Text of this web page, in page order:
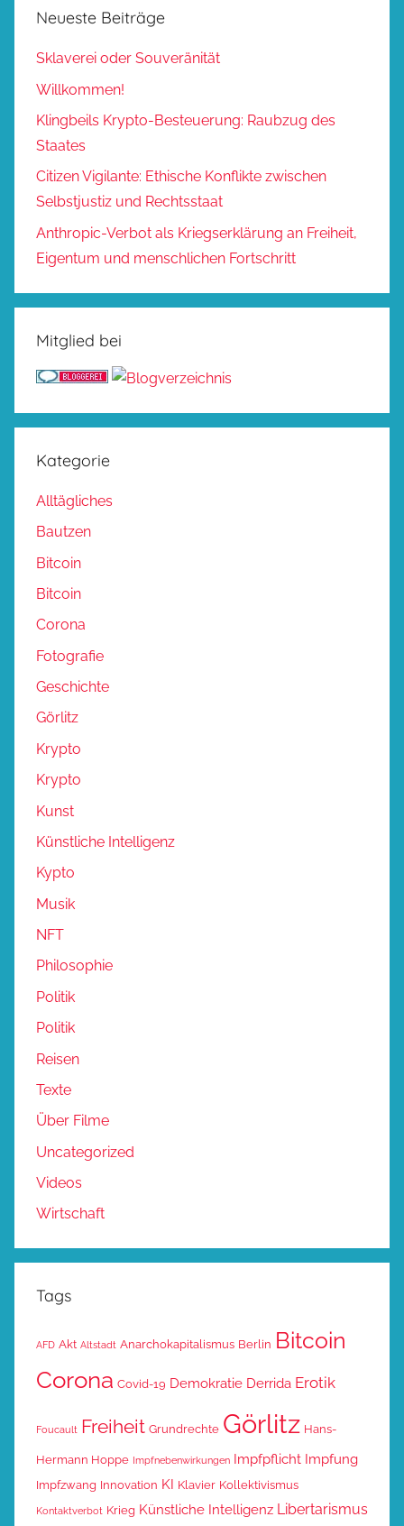
Neueste Beiträge
Sklaverei oder Souveränität
Willkommen!
Klingbeils Krypto-Besteuerung: Raubzug des
Staates
Citizen Vigilante: Ethische Konflikte zwischen
Selbstjustiz und Rechtsstaat
Anthropic-Verbot als Kriegserklärung an Freiheit,
Eigentum und menschlichen Fortschritt
Mitglied bei
Kategorie
Alltägliches
Bautzen
Bitcoin
Bitcoin
Corona
Fotografie
Geschichte
Görlitz
Krypto
Krypto
Kunst
Künstliche Intelligenz
Kypto
Musik
NFT
Philosophie
Politik
Politik
Reisen
Texte
Über Filme
Uncategorized
Videos
Wirtschaft
Tags
AFD Akt Altstadt Anarchokapitalismus Berlin Bitcoin
Corona Covid-19 Demokratie Derrida Erotik
Foucault Freiheit Grundrechte Görlitz Hans-
Hermann Hoppe Impfnebenwirkungen Impfpflicht Impfung
Impfzwang Innovation KI Klavier Kollektivismus
Kontaktverbot Krieg Künstliche Intelligenz Libertarismus